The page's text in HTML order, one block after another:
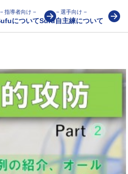
− 指導者向け −
について
− 選手向け −
Sufu自主練について